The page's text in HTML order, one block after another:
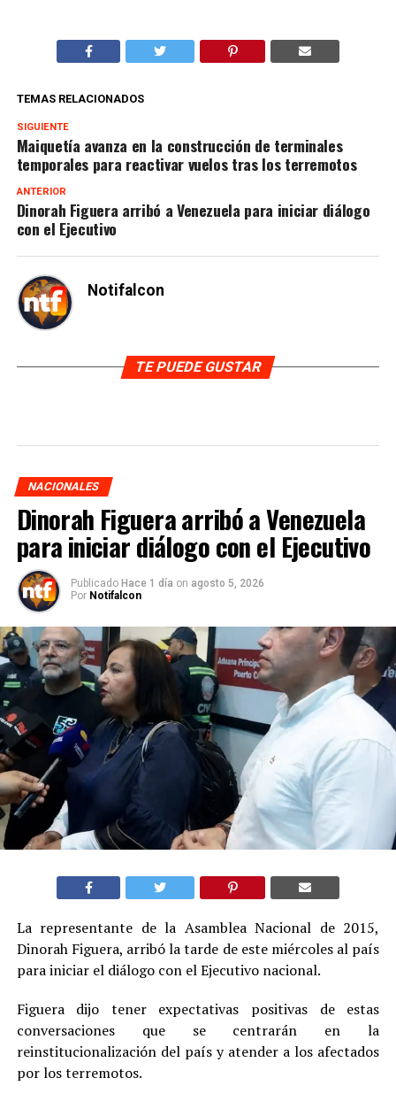
TEMAS RELACIONADOS
SIGUIENTE
Maiquetía avanza en la construcción de terminales
temporales para reactivar vuelos tras los terremotos
ANTERIOR
Dinorah Figuera arribó a Venezuela para iniciar diálogo
con el Ejecutivo
Notifalcon
TE PUEDE GUSTAR
NACIONALES
Dinorah Figuera arribó a Venezuela
para iniciar diálogo con el Ejecutivo
Publicado Hace 1 día on agosto 5, 2026
Por Notifalcon
La representante de la Asamblea Nacional de 2015,
Dinorah Figuera, arribó la tarde de este miércoles al país
para iniciar el diálogo con el Ejecutivo nacional.
Figuera dijo tener expectativas positivas de estas
conversaciones que se centrarán en la
reinstitucionalización del país y atender a los afectados
por los terremotos.